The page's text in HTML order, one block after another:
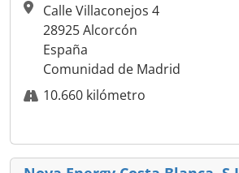
Calle Villaconejos 4
28925 Alcorcón
España
Comunidad de Madrid
10.660 kilómetro